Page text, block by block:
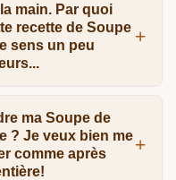
main. Par quoi
recette de Soupe
sens un peu
ma Soupe de
? Je veux bien me
comme après